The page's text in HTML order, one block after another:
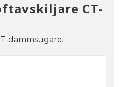
CT-
dammsugare.